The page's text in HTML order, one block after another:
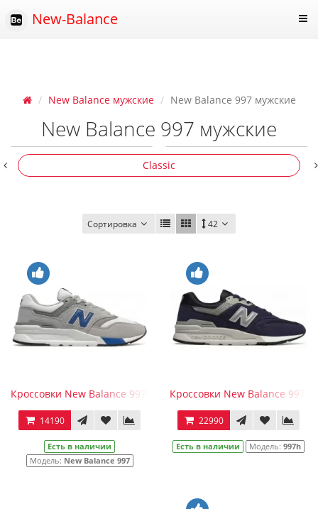
New-Balance
New Balance мужские New Balance 997 мужские
New Balance 997 мужские
Classic
Сортировка 42
Кроссовки New Balance 997H Grey Blue
14190
Есть в наличии
Модель: New Balance 997
Кроссовки New Balance 997h
22990
Есть в наличии Модель: 997h